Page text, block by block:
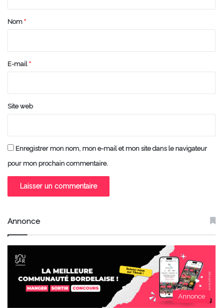
a
e
Nom *
E-mail *
Site web
Enregistrer mon nom, mon e-mail et mon site dans le navigateur
pour mon prochain commentaire.
Annonce
Annonce